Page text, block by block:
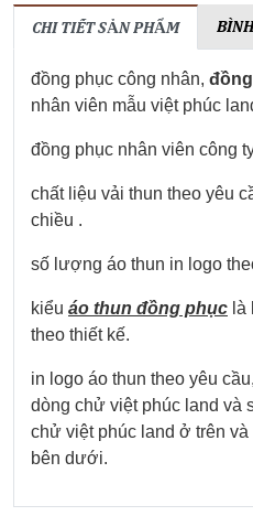
CHI TIẾT SẢN PHẨM
đồng phục công nhân,
nhân viên mẫu việt phúc
đồng phục nhân viên công
chất liệu vải thun theo yêu
chiều .
số lượng áo thun in logo
kiểu áo thun đồng phục là
theo thiết kế.
in logo áo thun theo yêu
dòng chử việt phúc land và
chử việt phúc land ở trên
bên dưới.